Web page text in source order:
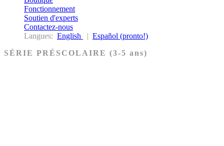
Fonctionnement
Soutien d'experts
Contactez-nous
Langues: English | Español (pronto!)
SÉRIE PRÉSCOLAIRE (3-5 ans)